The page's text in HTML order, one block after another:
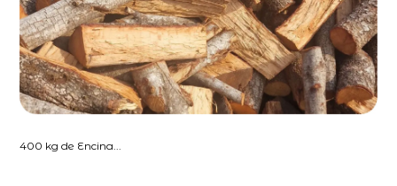
400 kg de Encina...